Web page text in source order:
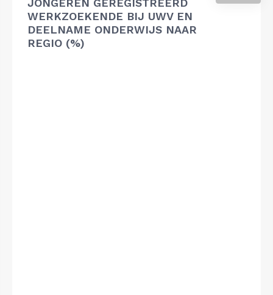
JONGEREN GEREGISTREERD
WERKZOEKENDE BIJ UWV EN
DEELNAME ONDERWIJS NAAR
REGIO (%)